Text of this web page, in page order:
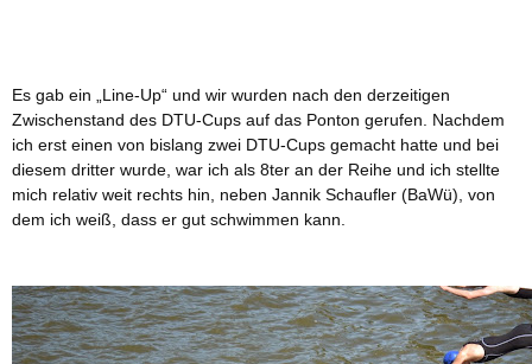
Es gab ein „Line-Up“ und wir wurden nach den derzeitigen
Zwischenstand des DTU-Cups auf das Ponton gerufen. Nachdem
ich erst einen von bislang zwei DTU-Cups gemacht hatte und bei
diesem dritter wurde, war ich als 8ter an der Reihe und ich stellte
mich relativ weit rechts hin, neben Jannik Schaufler (BaWü), von
dem ich weiß, dass er gut schwimmen kann.